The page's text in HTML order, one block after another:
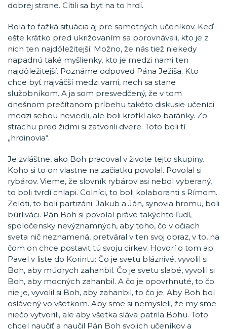
dobrej strane. Cítili sa byť na to hrdí.
Bola to ťažká situácia aj pre samotných učeníkov. Keď
ešte krátko pred ukrižovaním sa porovnávali, kto je z
nich ten najdôležitejší. Možno, že nás tiež niekedy
napadnú také myšlienky, kto je medzi nami ten
najdôležitejší. Poznáme odpoveď Pána Ježiša. Kto
chce byť najväčší medzi vami, nech sa stane
služobníkom. A ja som presvedčený, že v tom
dnešnom prečítanom príbehu takéto diskusie učeníci
medzi sebou neviedli, ale boli krotkí ako baránky. Zo
strachu pred židmi si zatvorili dvere. Toto boli tí
„hrdinovia“.
Je zvláštne, ako Boh pracoval v živote tejto skupiny.
Koho si to on vlastne na začiatku povolal. Povolal si
rybárov. Vieme, že slovník rybárov asi nebol vyberaný,
to boli tvrdí chlapi. Colníci, to boli kolaboranti s Rímom.
Zeloti, to boli partizáni. Jakub a Ján, synovia hromu, boli
búrliváci. Pán Boh si povolal práve takýchto ľudí,
spoločensky nevýznamných, aby toho, čo v očiach
sveta nič neznamená, pretváral v ten svoj obraz, v to, na
čom on chce postaviť tú svoju cirkev. Hovorí o tom ap.
Pavel v liste do Korintu: Čo je svetu bláznivé, vyvolil si
Boh, aby múdrych zahanbil. Čo je svetu slabé, vyvolil si
Boh, aby mocných zahanbil. A čo je opovrhnuté, to čo
nie je, vyvolil si Boh, aby zahanbil, to čo je. Aby Boh bol
oslávený vo všetkom. Aby sme si nemysleli, že my sme
niečo vytvorili, ale aby všetka sláva patrila Bohu. Toto
chcel naučiť a naučil Pán Boh svojich učeníkov a